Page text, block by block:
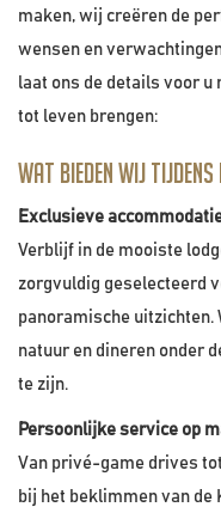
maken, wij creëren de
wensen en
laat ons de details voor
tot leven brengen:
Wat bieden wij tijdens
Exclusieve
Verblijf in de mooiste
zorgvuldig geselecteerd
panoramische uitzichten.
natuur en dineren onder
te zijn.
Persoonlijke service op
Van privé-game drives
bij het beklimmen van